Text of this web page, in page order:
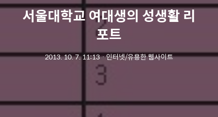
서울대학교 여대생의 성생활 리
포트
2013. 10. 7. 11:13ㆍ인터넷/유용한 웹사이트